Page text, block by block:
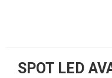
SPOT LED